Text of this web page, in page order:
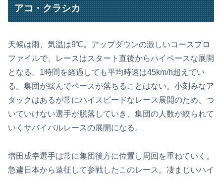
アコ・クラシカ
天候は雨、気温は9℃。アップダウンの激しいコースプロ
ファイルで、レースはスタート直後からハイペースな展開
となる。1時間を経過しても平均時速は45km/h超えてい
る。集団が緩んでペースが落ちることはない。小刻みなア
タックはあるが常にハイスピードなレース展開のため、つ
いていけない選手が脱落していき、集団の人数が絞られて
いくサバイバルレースの展開になる。
増田成幸選手は常に集団後方に位置し周回を重ねていく。
急遽日本から遠征して参戦したこのレース。凄まじいハイ